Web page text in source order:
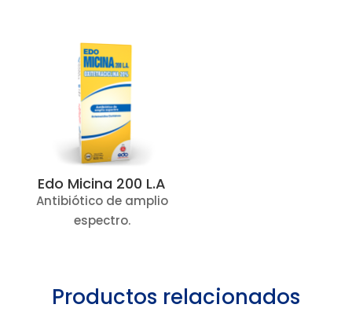
Edo Micina 200 L.A
Antibiótico de amplio
espectro.
Productos relacionados